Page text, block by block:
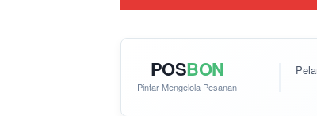
POSBON
Pintar Mengelola Pesanan